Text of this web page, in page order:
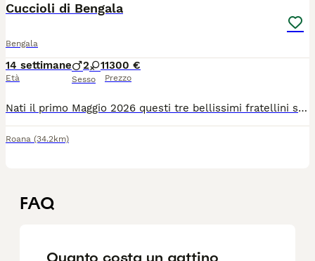
Cuccioli di Bengala
Bengala
14 settimane
Età
2 1
Sesso
1300 €
Prezzo
Nati il primo Maggio 2026 questi tre bellissimi fratellini saranno disponibili a metà Agosto con tutta la documentazione che ne attesta la pura razza. I genitori sono di mia proprietà e certificati per le malattie genetiche. I cuccioli sono un maschietto Snow Mink, un maschietto Brown Spotted Tabby e una femminuccia Marbled. Disponibili altre immagini e video sulle pagine Instagram e Facebook “Bengal in love” I cuccioli hanno un costo diverso in base alle caratteristiche del manto/strutturali 1300/1500. Saranno addestrati all’uso del guinzaglio per le uscite in passeggiata,l’alimentazione è proteica quindi umido/crocchette, abituati all’uso della lettiera anche automatica, sono gatti molto intelligenti e giocosi. Per info 349/5058147 Giovanna whatsapp
Roana (34.2km)
FAQ
Quanto costa un gattino